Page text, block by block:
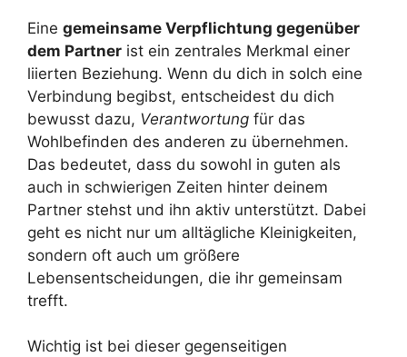
Eine gemeinsame Verpflichtung gegenüber
dem Partner ist ein zentrales Merkmal einer
liierten Beziehung. Wenn du dich in solch eine
Verbindung begibst, entscheidest du dich
bewusst dazu, Verantwortung für das
Wohlbefinden des anderen zu übernehmen.
Das bedeutet, dass du sowohl in guten als
auch in schwierigen Zeiten hinter deinem
Partner stehst und ihn aktiv unterstützt. Dabei
geht es nicht nur um alltägliche Kleinigkeiten,
sondern oft auch um größere
Lebensentscheidungen, die ihr gemeinsam
trefft.
Wichtig ist bei dieser gegenseitigen